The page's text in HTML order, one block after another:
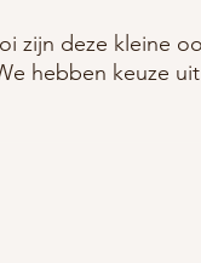
zijn deze kleine
hebben keuze